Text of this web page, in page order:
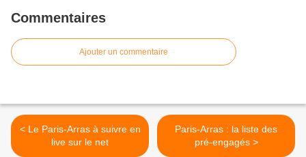
Commentaires
Ajouter un commentaire
< Le Paris-Arras à suivre en
live sur le net
Paris-Arras : la liste des
pré-engagés >